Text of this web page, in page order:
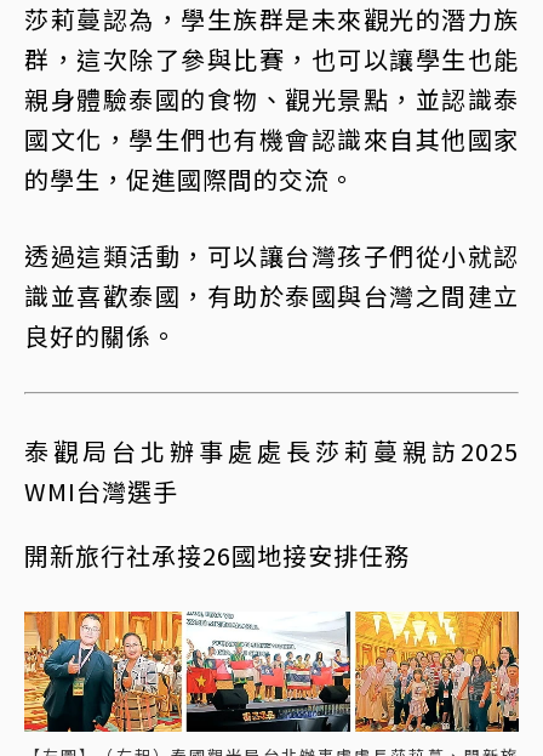
莎莉蔓認為，學生族群是未來觀光的潛力族
群，這次除了參與比賽，也可以讓學生也能
親身體驗泰國的食物、觀光景點，並認識泰
國文化，學生們也有機會認識來自其他國家
的學生，促進國際間的交流。
透過這類活動，可以讓台灣孩子們從小就認
識並喜歡泰國，有助於泰國與台灣之間建立
良好的關係。
泰觀局台北辦事處處長莎莉蔓親訪2025
WMI台灣選手
開新旅行社承接26國地接安排任務